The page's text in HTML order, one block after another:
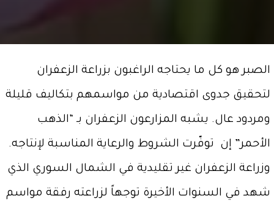
الصبر هو كل ما يحتاجه الراغبون بزراعة الزعفران
لتحقيق جدوى اقتصادية من مواسمهم بتكاليف قليلة
ومردود عال. يشبه المزارعون الزعفران بـ “الذهب
الأحمر” إن توفّرت الشروط والرعاية المناسبة لإنتاجه.
وزراعة الزعفران غير تقليدية في الشمال السوري الذي
شهد في السنوات الأخيرة توجهاً لزراعته رفقة مواسم